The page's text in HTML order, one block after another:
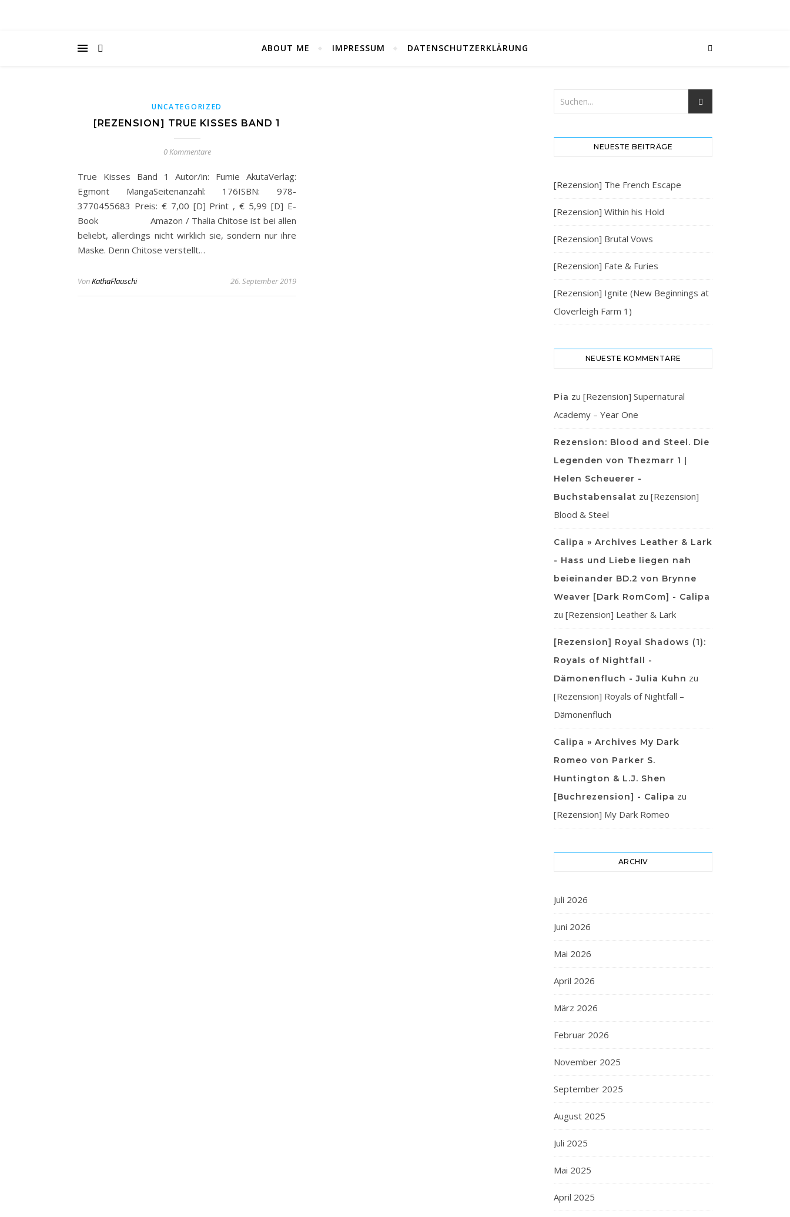
ABOUT ME IMPRESSUM DATENSCHUTZERKLÄRUNG
UNCATEGORIZED
[REZENSION] TRUE KISSES BAND 1
0 Kommentare
True Kisses Band 1 Autor/in: Fumie AkutaVerlag:
Egmont MangaSeitenanzahl: 176ISBN: 978-
3770455683 Preis: € 7,00 [D] Print , € 5,99 [D] E-
Book Amazon / Thalia Chitose ist bei allen
beliebt, allerdings nicht wirklich sie, sondern nur ihre
Maske. Denn Chitose verstellt…
VonKathaFlauschi 26. September 2019
NEUESTE BEITRÄGE
[Rezension] The French Escape
[Rezension] Within his Hold
[Rezension] Brutal Vows
[Rezension] Fate & Furies
[Rezension] Ignite (New Beginnings at
Cloverleigh Farm 1)
NEUESTE KOMMENTARE
Pia zu [Rezension] Supernatural
Academy – Year One
Rezension: Blood and Steel. Die
Legenden von Thezmarr 1 |
Helen Scheuerer -
Buchstabensalat zu [Rezension]
Blood & Steel
Calipa » Archives Leather & Lark
- Hass und Liebe liegen nah
beieinander BD.2 von Brynne
Weaver [Dark RomCom] - Calipa
zu [Rezension] Leather & Lark
[Rezension] Royal Shadows (1):
Royals of Nightfall -
Dämonenfluch - Julia Kuhn zu
[Rezension] Royals of Nightfall –
Dämonenfluch
Calipa » Archives My Dark
Romeo von Parker S.
Huntington & L.J. Shen
[Buchrezension] - Calipa zu
[Rezension] My Dark Romeo
ARCHIV
Juli 2026
Juni 2026
Mai 2026
April 2026
März 2026
Februar 2026
November 2025
September 2025
August 2025
Juli 2025
Mai 2025
April 2025